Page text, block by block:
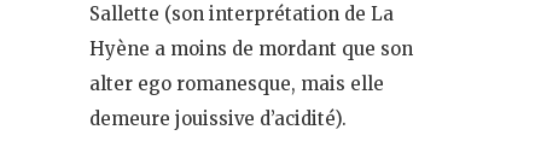
Sallette (son interprétation de La
Hyène a moins de mordant que son
alter ego romanesque, mais elle
demeure jouissive d’acidité).